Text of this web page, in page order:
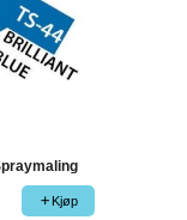
Kjøp